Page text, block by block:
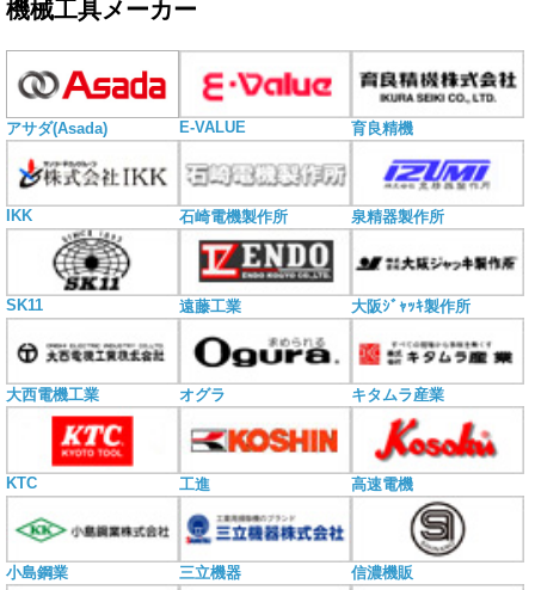
機械工具メーカー
アサダ(Asada) E-VALUE 育良精機
IKK 石崎電機製作所 泉精器製作所
SK11 遠藤工業 大阪ｼﾞｬｯｷ製作所
大西電機工業 オグラ キタムラ産業
KTC 工進 高速電機
小島鋼業 三立機器 信濃機販